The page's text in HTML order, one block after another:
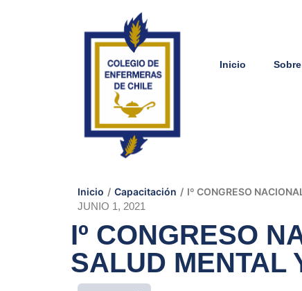
Inicio
Inicio / Capacitación / Iº CONGRESO
JUNIO 1, 2021
Iº CONGRESO
SALUD MENTAL